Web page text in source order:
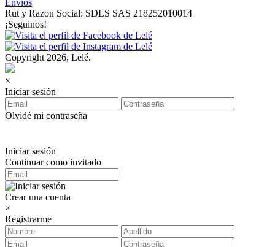
Envíos
Rut y Razon Social: SDLS SAS 218252010014
¡Seguinos!
Copyright 2026, Lelé.
×
Iniciar sesión
Olvidé mi contraseña
Iniciar sesión
Continuar como invitado
Crear una cuenta
×
Registrarme